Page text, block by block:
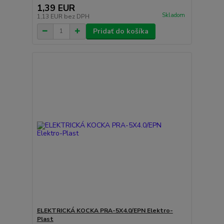
1,39 EUR
1,13 EUR bez DPH Skladom
Pridať do košíka
ELEKTRICKÁ KOCKA PRA-5X4.0/EPN Elektro-
Plast